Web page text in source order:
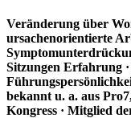
Veränderung über
ursachenorientierte
Sitzungen Erfahrung
bekannt u. a. aus
Kongress · Mitglied